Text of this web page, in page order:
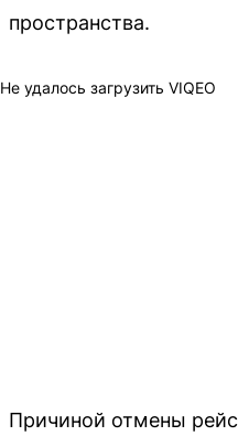
пространства.
Не удалось загрузить VIQEO
Причиной отмены